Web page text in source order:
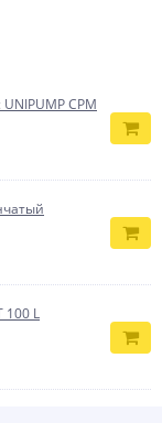
CPM
100 L